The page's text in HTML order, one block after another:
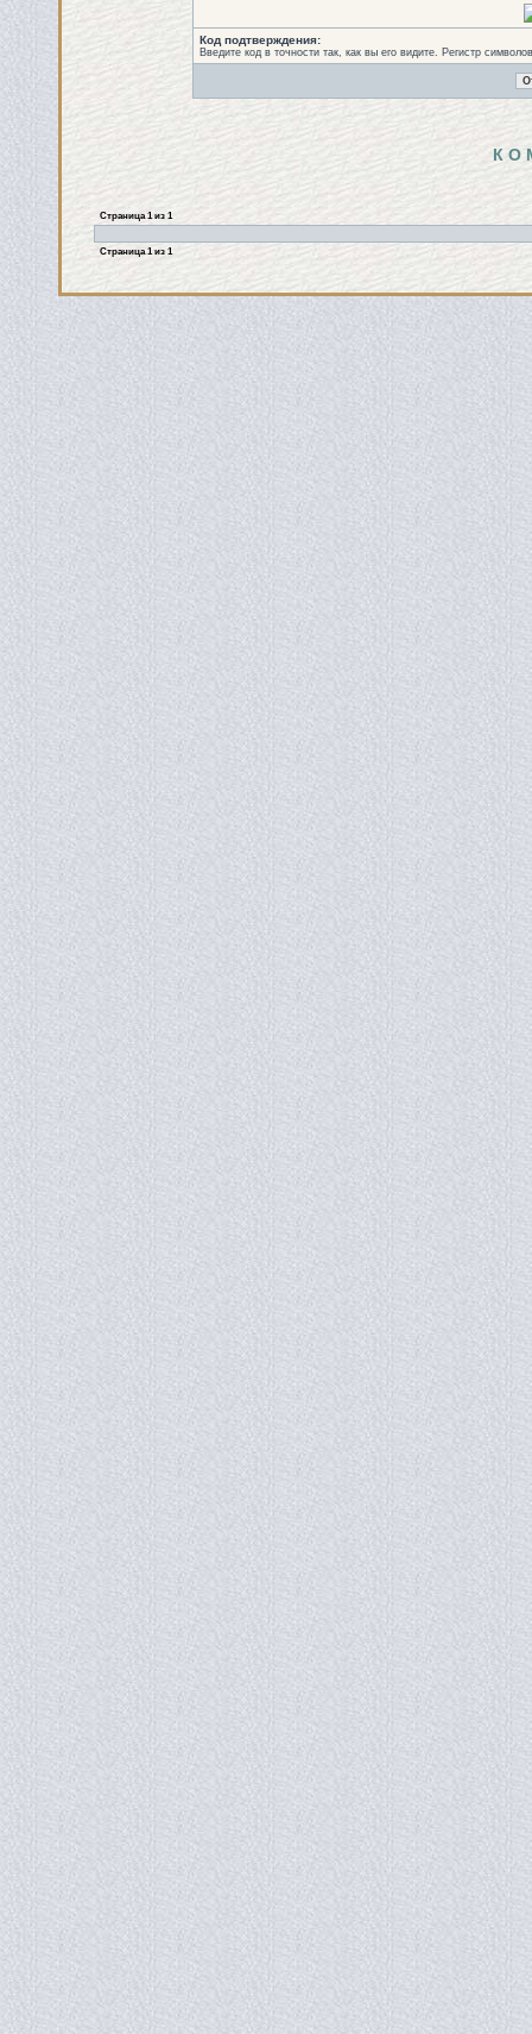
Код подтверждения:
Введите код в точности так, как вы его видите. Регистр
К О
Страница1из 1
Страница1из 1